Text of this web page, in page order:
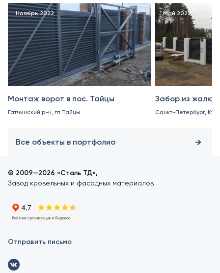
Ноябрь 2022
Монтаж ворот в пос. Тайцы
Гатчинский р-н, гп Тайцы
Май 2022
Забор из
Санкт-Петербург,
Все объекты в портфолио
© 2009—2026 «Сталь ТД»,
Завод кровельных и фасадных материалов
Отправить письмо